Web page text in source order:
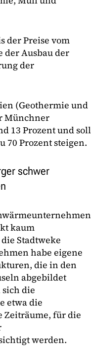
der Preise vom
der Ausbau der
der
(Geothermie und
Münchner
13 Prozent und soll
70 Prozent steigen.
schwer
kaum
Stadtweke
habe eigene
die in den
abgebildet
die
etwa die
Zeiträume, für die
werden.